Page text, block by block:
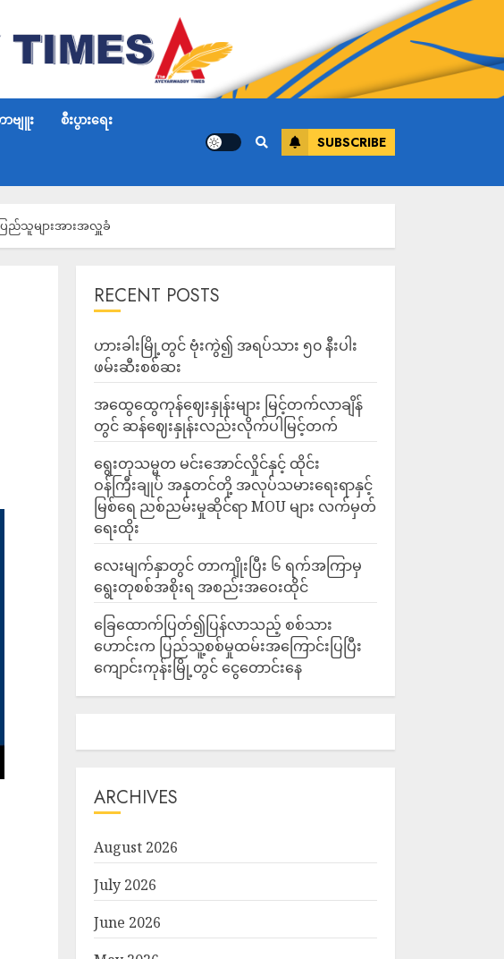
ဗျူး စီးပွားရေး
SUBSCRIBE
ည်သူများအားအလှူခံ
RECENT POSTS
ဟားခါးမြို့တွင် ဗုံးကွဲ၍ အရပ်သား ၅၀ နီးပါး
ဖမ်းဆီးစစ်ဆး
အထွေထွေကုန်ဈေးနှုန်းများ မြင့်တက်လာချိန်
တွင် ဆန်ဈေးနှုန်းလည်းလိုက်ပါမြင့်တက်
ရွေးတုသမ္မတ မင်းအောင်လှိုင်နှင့် ထိုင်း
ဝန်ကြီးချုပ် အနုတင်တို့ အလုပ်သမားရေးရာနှင့်
မြစ်ရေ ညစ်ညမ်းမှုဆိုင်ရာ MOU များ လက်မှတ်
ရေးထိုး
လေးမျက်နှာတွင် တာကျိုးပြီး ၆ ရက်အကြာမှ
ရွေးတုစစ်အစိုးရ အစည်းအဝေးထိုင်
ခြေထောက်ပြတ်၍ပြန်လာသည့် စစ်သား
ဟောင်းက ပြည်သူ့စစ်မှုထမ်းအကြောင်းပြပြီး
ကျောင်းကုန်းမြို့တွင် ငွေတောင်းနေ
ARCHIVES
August 2026
July 2026
June 2026